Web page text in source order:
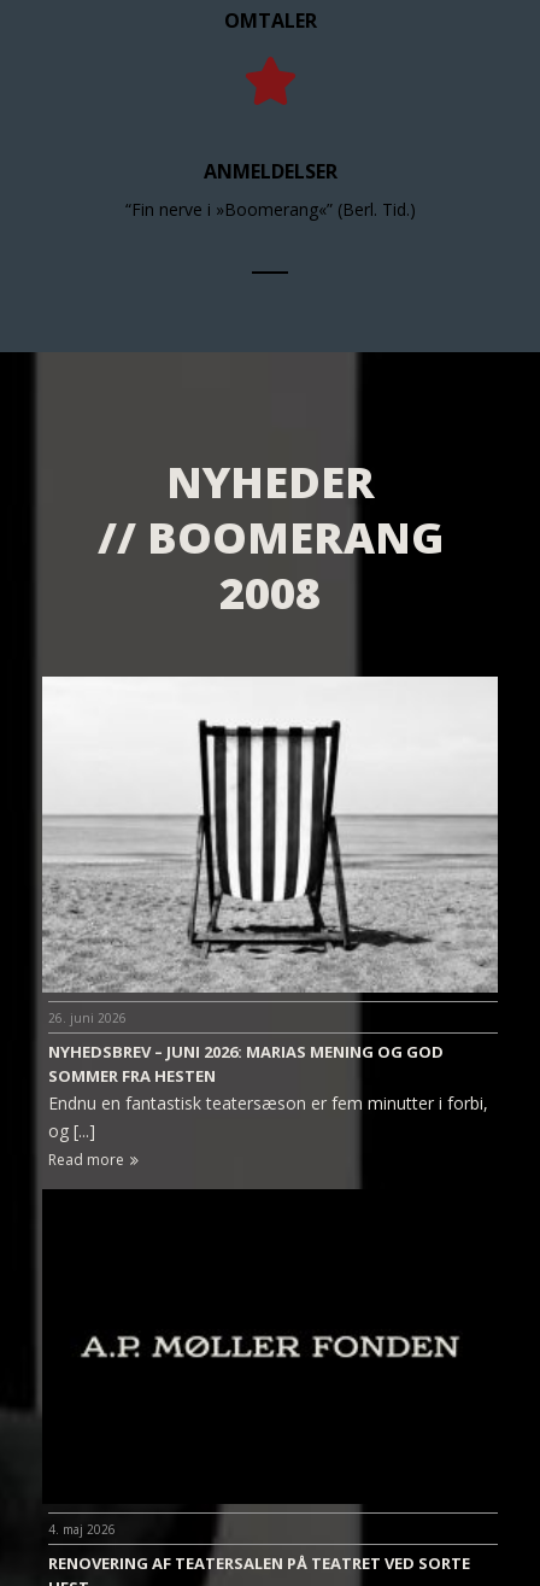
OMTALER
ANMELDELSER
“Fin nerve i »Boomerang«” (Berl. Tid.)
NYHEDER
// BOOMERANG
2008
26. juni 2026
NYHEDSBREV – JUNI 2026: MARIAS MENING OG GOD
SOMMER FRA HESTEN
Endnu en fantastisk teatersæson er fem minutter i forbi,
og [...]
Read more
4. maj 2026
RENOVERING AF TEATERSALEN PÅ TEATRET VED SORTE